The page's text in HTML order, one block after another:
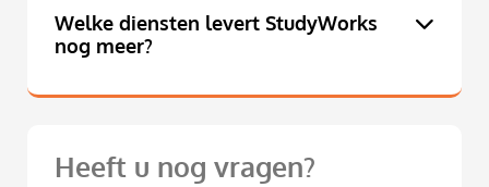
Welke diensten levert StudyWorks
nog meer?
Heeft u nog vragen?